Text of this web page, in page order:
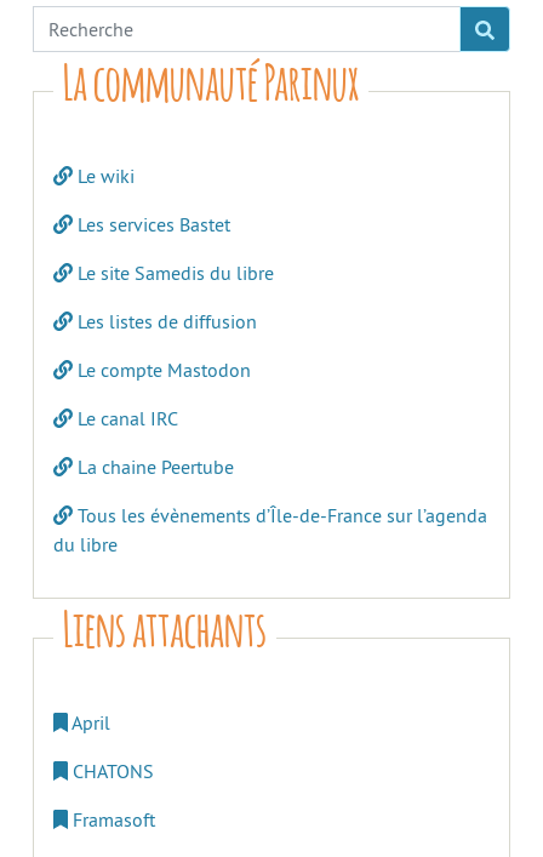
La communauté Parinux
Le wiki
Les services Bastet
Le site Samedis du libre
Les listes de diffusion
Le compte Mastodon
Le canal IRC
La chaine Peertube
Tous les évènements d’Île-de-France sur l’agenda
du libre
Liens attachants
April
CHATONS
Framasoft